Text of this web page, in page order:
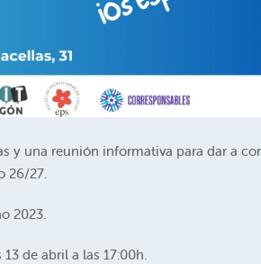
y una reunión informativa para dar a
26/27.
2023.
de abril a las 17:00h.